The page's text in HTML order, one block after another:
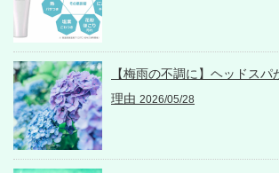
【梅雨の不調に】ヘッドス
理由 2026/05/28